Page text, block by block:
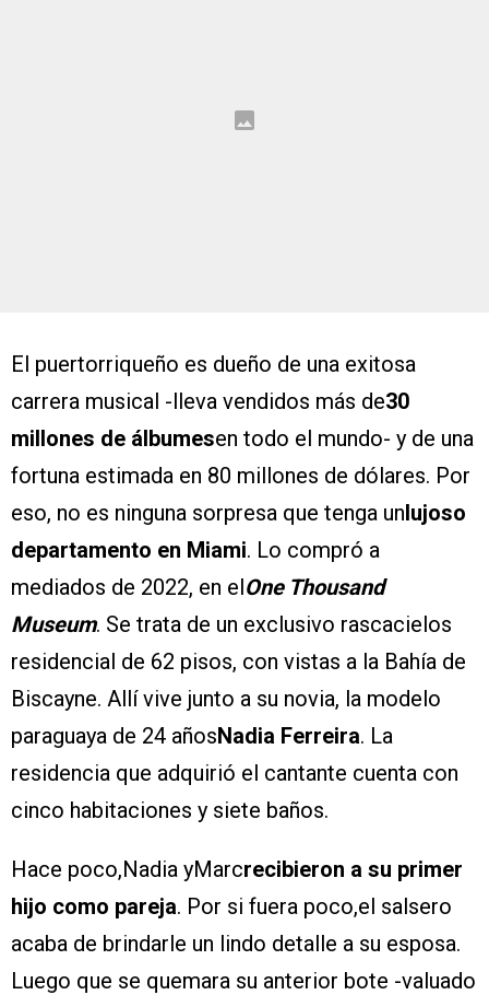
El puertorriqueño es dueño de una exitosa
carrera musical -lleva vendidos más de30
millones de álbumesen todo el mundo- y de una
fortuna estimada en 80 millones de dólares. Por
eso, no es ninguna sorpresa que tenga unlujoso
departamento en Miami. Lo compró a
mediados de 2022, en elOne Thousand
Museum. Se trata de un exclusivo rascacielos
residencial de 62 pisos, con vistas a la Bahía de
Biscayne. Allí vive junto a su novia, la modelo
paraguaya de 24 añosNadia Ferreira. La
residencia que adquirió el cantante cuenta con
cinco habitaciones y siete baños.
Hace poco,Nadia yMarcrecibieron a su primer
hijo como pareja. Por si fuera poco,el salsero
acaba de brindarle un lindo detalle a su esposa.
Luego que se quemara su anterior bote -valuado